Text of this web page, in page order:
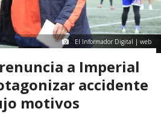
El Informador Digital | web
a Imperial
accidente
motivos